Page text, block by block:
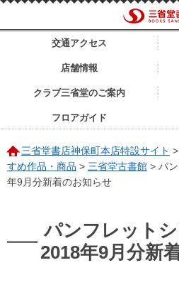
交通アクセス
店舗情報
クラブ三省堂のご案内
フロアガイド
三省堂書店神保町本店特設サイト >
すめ作品・商品 > 三省堂古書館 > パ
年9月分新着のお知らせ
パンフレット
2018年9月分新